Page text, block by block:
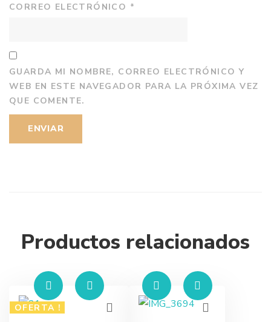
CORREO ELECTRÓNICO *
GUARDA MI NOMBRE, CORREO ELECTRÓNICO Y
WEB EN ESTE NAVEGADOR PARA LA PRÓXIMA VEZ
QUE COMENTE.
Productos relacionados
OFERTA !